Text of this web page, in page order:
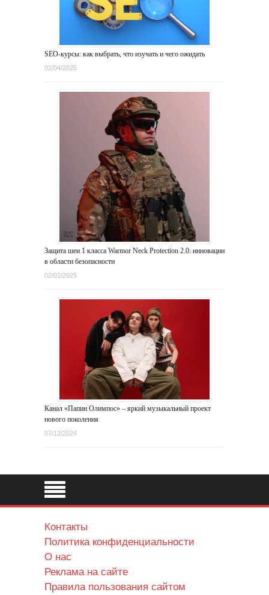
SEO-курсы: как выбрать, что изучать и чего ожидать
02/04/2025
Защита шеи 1 класса Warmor Neck Protection 2.0: инновации
в области безопасности
02/01/2025
Канал «Папин Олимпос» – яркий музыкальный проект
нового поколения
07/12/2024
Контакты
Политика конфиденциальности
О нас
Реклама на сайте
Правила пользования сайтом